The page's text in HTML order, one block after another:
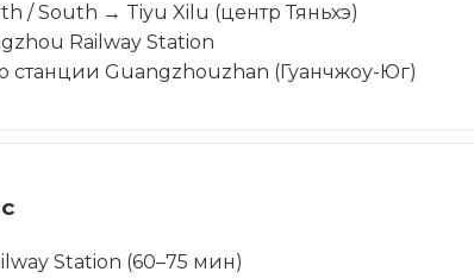
/ South → Tiyu Xilu (центр Тяньхэ)
Railway Station
станции Guangzhouzhan (Гуанчжоу-Юг)
Station (60–75 мин)